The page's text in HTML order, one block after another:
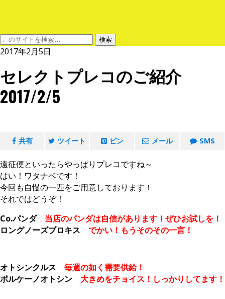
2017年2月5日
セレクトプレコのご紹介
2017/2/5
共有 ツイート ピン メール SMS
遠征便といったらやっぱりプレコですね～
はい！ワタナベです！
今回も自慢の一匹をご用意しております！
それではどうぞ！
Co.パンダ 当店のパンダは自信があります！ぜひお試しを！
ロングノーズブロキス でかい！もうそのその一言！
オトシンクルス 毎週の如く需要供給！
ボルケーノオトシン 大きめをチョイス！しっかりしてます！